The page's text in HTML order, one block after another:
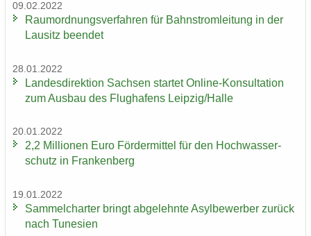
09.02.2022
Raum­ord­nungs­ver­fah­ren für Bahn­strom­lei­tung in der
Lau­sitz be­en­det
28.01.2022
Lan­des­di­rek­ti­on Sach­sen star­tet Online-​Konsultation
zum Aus­bau des Flug­ha­fens Leip­zig/Halle
20.01.2022
2,2 Mil­lio­nen Euro För­der­mit­tel für den Hoch­was­ser­
schutz in Fran­ken­berg
19.01.2022
Sam­mel­char­ter bringt ab­ge­lehn­te Asyl­be­wer­ber zu­rück
nach Tu­ne­si­en